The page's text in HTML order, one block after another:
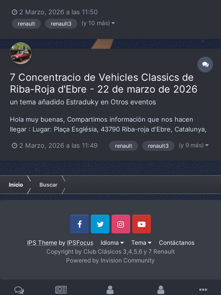
2 Marzo, 2026 a las 11:50
renault renault3 (y 10 más)
7 Concentracio de Vehicles Classics de
Riba-Roja d'Ebre - 22 de marzo de 2026
un tema añadido Estraduky en Otros eventos
Hola muy buenas, Compartimos información que nos hacen
llegar : Lugar: Plaça Església, 43790 Riba-roja d'Ebre, Catalunya,
2 Marzo, 2026 a las 11:49
renault renault3 (y 9 más)
Inicio Buscar
IPS Themeby IPSFocus Idioma Tema Contáctanos
FacebookTwitter InstagramYoutube
Copyright by Club Clásicos 3,4,5,6 y 7 Renault
Powered by Invision Community